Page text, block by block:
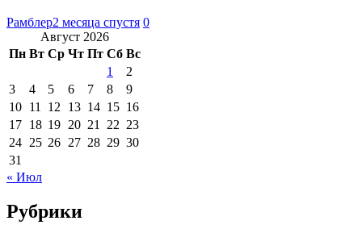
Рамблер2 месяца спустя 0
Август 2026
Пн Вт Ср Чт Пт Сб Вс
1
2
3
4 5 6 7 8
9
10 11 12 13 14 15 16
17 18 19 20 21 22 23
24 25 26 27 28 29 30
31
« Июл
Рубрики